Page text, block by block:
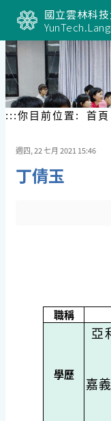
要
內
容
區
塊
國立雲林科
:::你目前位置: 首頁
週四, 22 七月 2021 15:46
丁倩玉
職稱
學歷
亞
嘉